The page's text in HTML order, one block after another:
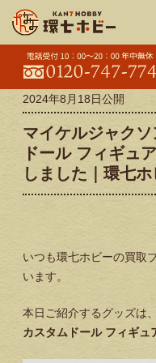
2024年8月18日公開
マイケルジャク
ドール フィギュ
しました｜環七
いつも環七ホビーの買取
います。
本日ご紹介するグッズは、
カスタムドール フィギュ